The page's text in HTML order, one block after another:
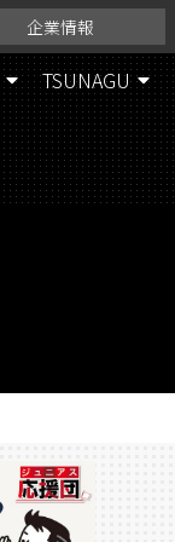
企業情報
TSUNAGU